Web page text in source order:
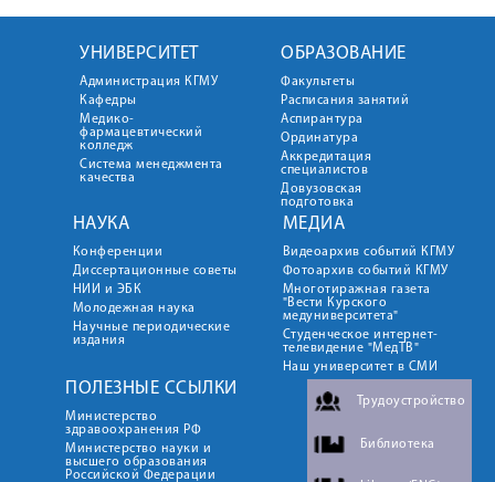
УНИВЕРСИТЕТ
Администрация КГМУ
Кафедры
Медико-
фармацевтический
колледж
Система менеджмента
качества
ОБРАЗОВАНИЕ
Факультеты
Расписания занятий
Аспирантура
Ординатура
Аккредитация
специалистов
Довузовская
подготовка
НАУКА
Конференции
Диссертационные советы
НИИ и ЭБК
Молодежная наука
Научные периодические
издания
МЕДИА
Видеоархив событий КГМУ
Фотоархив событий КГМУ
Многотиражная газета
"Вести Курского
медуниверситета"
Студенческое интернет-
телевидение "МедТВ"
Наш университет в СМИ
ПОЛЕЗНЫЕ ССЫЛКИ
Министерство
здравоохранения РФ
Министерство науки и
высшего образования
Российской Федерации
Трудоустройство
Библиотека